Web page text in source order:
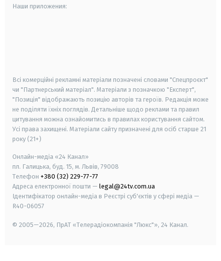
Наши приложения:
Всі комерційні рекламні матеріали позначені словами "Спецпроєкт"
чи "Партнерський матеріал". Матеріали з позначкою "Експерт",
"Позиція" відображають позицію авторів та героїв. Редакція може
не поділяти їхніх поглядів. Детальніше щодо реклами та правил
цитування можна ознайомитись в правилах користування сайтом.
Усі права захищені. Матеріали сайту призначені для осіб старше 21
року (21+)
Онлайн-медіа «24 Канал»
пл. Галицька, буд. 15, м. Львів, 79008
Телефон +380 (32) 229-77-77
Адреса електронної пошти — legal@24tv.com.ua
Ідентифікатор онлайн-медіа в Реєстрі суб'єктів у сфері медіа —
R40-06057
© 2005—2026, ПрАТ «Телерадіокомпанія "Люкс"», 24 Канал.